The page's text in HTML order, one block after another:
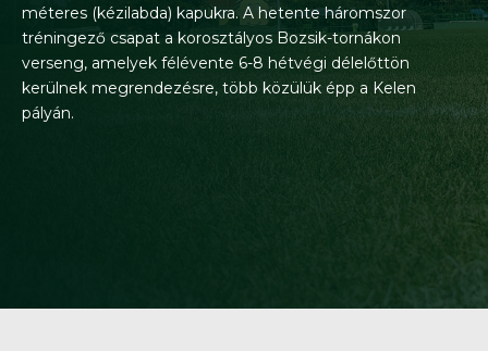
méteres (kézilabda) kapukra. A hetente háromszor
tréningező csapat a korosztályos Bozsik-tornákon
verseng, amelyek félévente 6-8 hétvégi délelőttön
kerülnek megrendezésre, több közülük épp a Kelen
pályán.